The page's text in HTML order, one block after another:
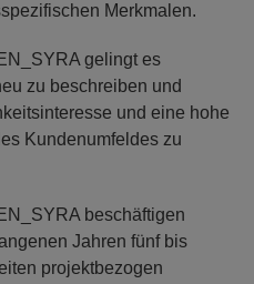
Merkmalen.
gelingt es
zu beschreiben und
und eine hohe
Kundenumfeldes zu
beschäftigen
Jahren fünf bis
projektbezogen